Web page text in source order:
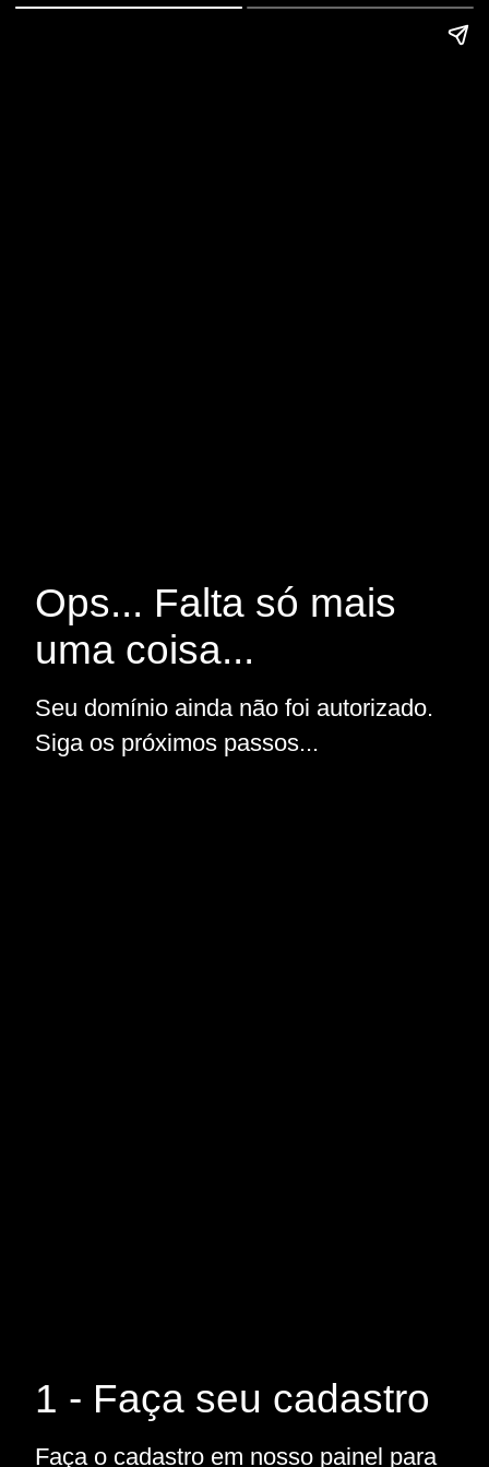
Ops... Falta só mais
uma coisa...
Seu domínio ainda não foi autorizado.
Siga os próximos passos...
1 - Faça seu cadastro
Faça o cadastro em nosso painel para